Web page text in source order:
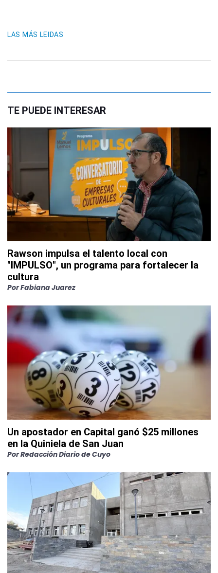
LAS MÁS LEIDAS
TE PUEDE INTERESAR
Rawson impulsa el talento local con
"IMPULSO", un programa para fortalecer la
cultura
PorFabiana Juarez
Un apostador en Capital ganó $25 millones
en la Quiniela de San Juan
PorRedacción Diario de Cuyo